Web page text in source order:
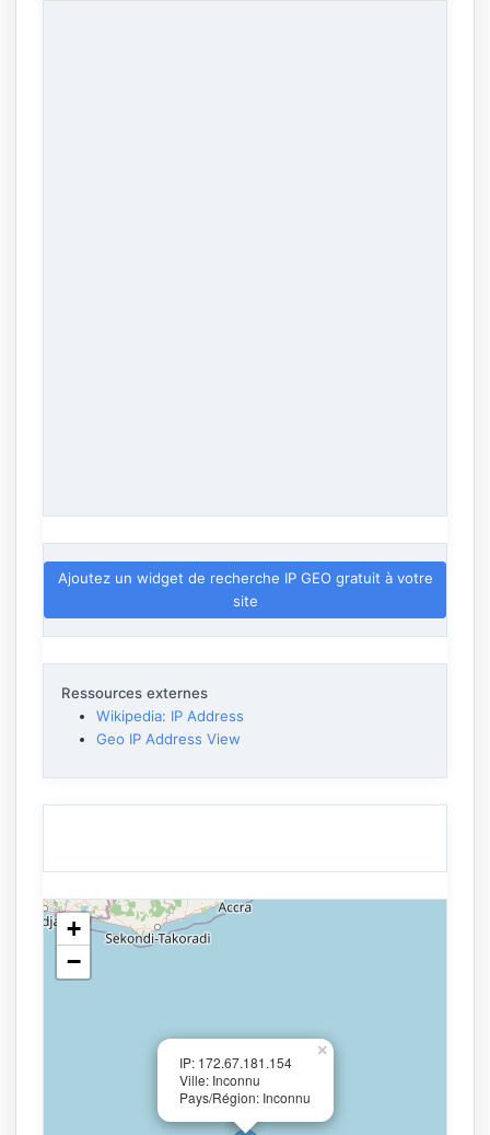
Ajoutez un widget de recherche IP GEO gratuit à votre
site
Ressources externes
Wikipedia: IP Address
Geo IP Address View
IP: 172.67.181.154
Ville: Inconnu
Pays/Région: Inconnu
×
+
−